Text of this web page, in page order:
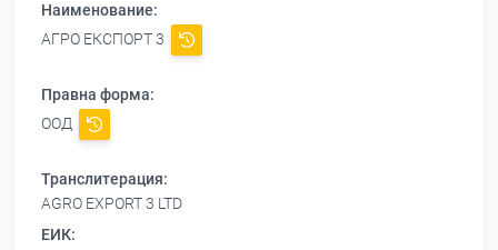
Наименование:
АГРО ЕКСПОРТ 3
Правна форма:
ООД
Транслитерация:
AGRO EXPORT 3 LTD
ЕИК: